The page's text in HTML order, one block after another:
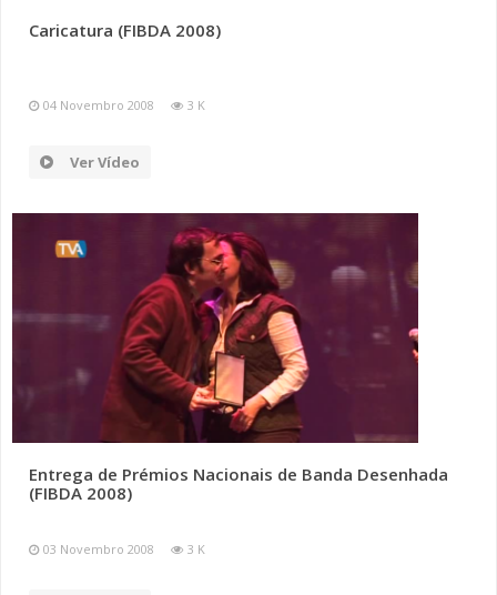
Caricatura (FIBDA 2008)
04 Novembro 2008 3 K
Ver Vídeo
Entrega de Prémios Nacionais de Banda Desenhada
(FIBDA 2008)
03 Novembro 2008 3 K